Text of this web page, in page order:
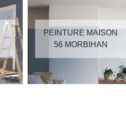
PEINTURE MAISON
56 MORBIHAN